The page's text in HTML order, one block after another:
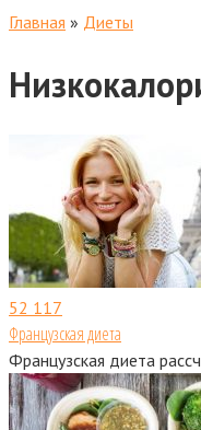
Главная » Диеты
52 117
Французская диета
Французская диета